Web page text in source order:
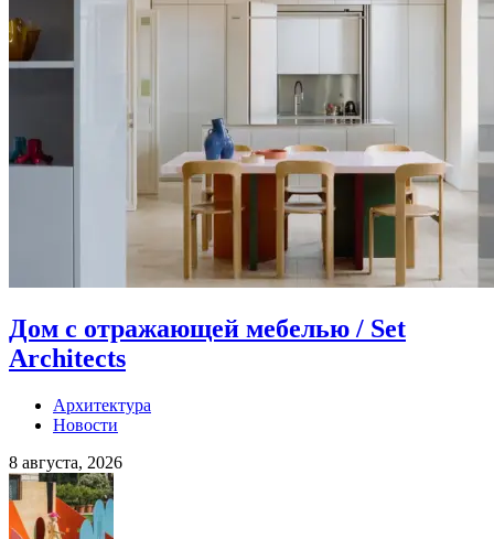
Дом с отражающей мебелью / Set
Architects
Архитектура
Новости
8 августа, 2026